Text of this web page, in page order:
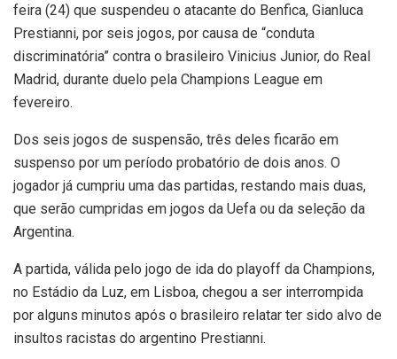
feira (24) que suspendeu o atacante do Benfica, Gianluca
Prestianni, por seis jogos, por causa de “conduta
discriminatória” contra o brasileiro Vinicius Junior, do Real
Madrid, durante duelo pela Champions League em
fevereiro.
Dos seis jogos de suspensão, três deles ficarão em
suspenso por um período probatório de dois anos. O
jogador já cumpriu uma das partidas, restando mais duas,
que serão cumpridas em jogos da Uefa ou da seleção da
Argentina.
A partida, válida pelo jogo de ida do playoff da Champions,
no Estádio da Luz, em Lisboa, chegou a ser interrompida
por alguns minutos após o brasileiro relatar ter sido alvo de
insultos racistas do argentino Prestianni.